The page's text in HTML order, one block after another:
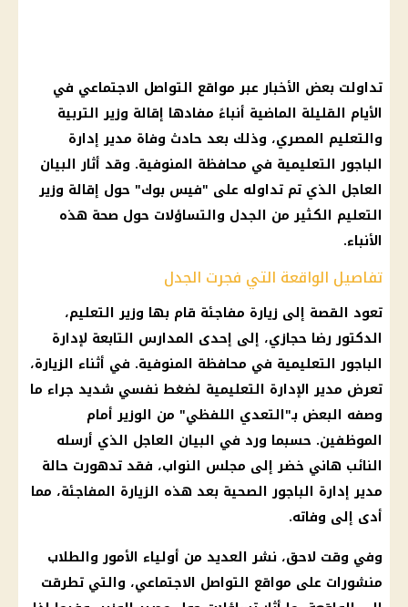
تداولت بعض الأخبار عبر مواقع التواصل الاجتماعي في
الأيام القليلة الماضية أنباءً مفادها إقالة وزير التربية
والتعليم المصري، وذلك بعد حادث وفاة مدير إدارة
الباجور التعليمية في محافظة المنوفية. وقد أثار البيان
العاجل الذي تم تداوله على "فيس بوك" حول إقالة وزير
التعليم الكثير من الجدل والتساؤلات حول صحة هذه
الأنباء.
تفاصيل الواقعة التي فجرت الجدل
تعود القصة إلى زيارة مفاجئة قام بها وزير التعليم،
الدكتور رضا حجازي، إلى إحدى المدارس التابعة لإدارة
الباجور التعليمية في محافظة المنوفية. في أثناء الزيارة،
تعرض مدير الإدارة التعليمية لضغط نفسي شديد جراء ما
وصفه البعض بـ"التعدي اللفظي" من الوزير أمام
الموظفين. حسبما ورد في البيان العاجل الذي أرسله
النائب هاني خضر إلى مجلس النواب، فقد تدهورت حالة
مدير إدارة الباجور الصحية بعد هذه الزيارة المفاجئة، مما
أدى إلى وفاته.
وفي وقت لاحق، نشر العديد من أولياء الأمور والطلاب
منشورات على مواقع التواصل الاجتماعي، والتي تطرقت